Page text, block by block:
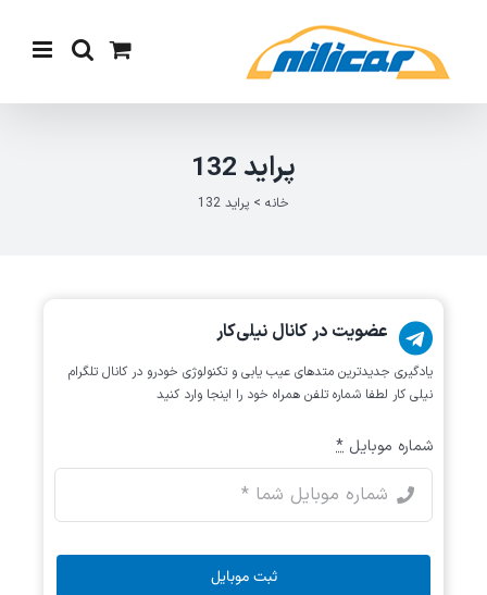
content
پراید 132
خانه > پراید 132
عضویت در کانال نیلی‌کار
یادگیری جدیدترین متد‌های عیب یابی‌ و تکنولوژی خودرو در کانال تلگرام
نیلی کار لطفا شماره تلفن همراه خود را اینجا وارد کنید
شماره موبایل *
ثبت موبایل